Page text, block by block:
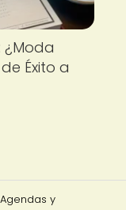
¿Moda
Éxito a
Agendas y